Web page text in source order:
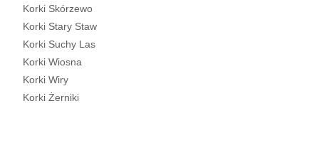
Korki Skórzewo
Korki Stary Staw
Korki Suchy Las
Korki Wiosna
Korki Wiry
Korki Żerniki